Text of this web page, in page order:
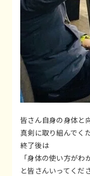
皆さん自身の身体と
真剣に取り組んでく
終了後は
「身体の使い方がわ
と皆さんいってくだ